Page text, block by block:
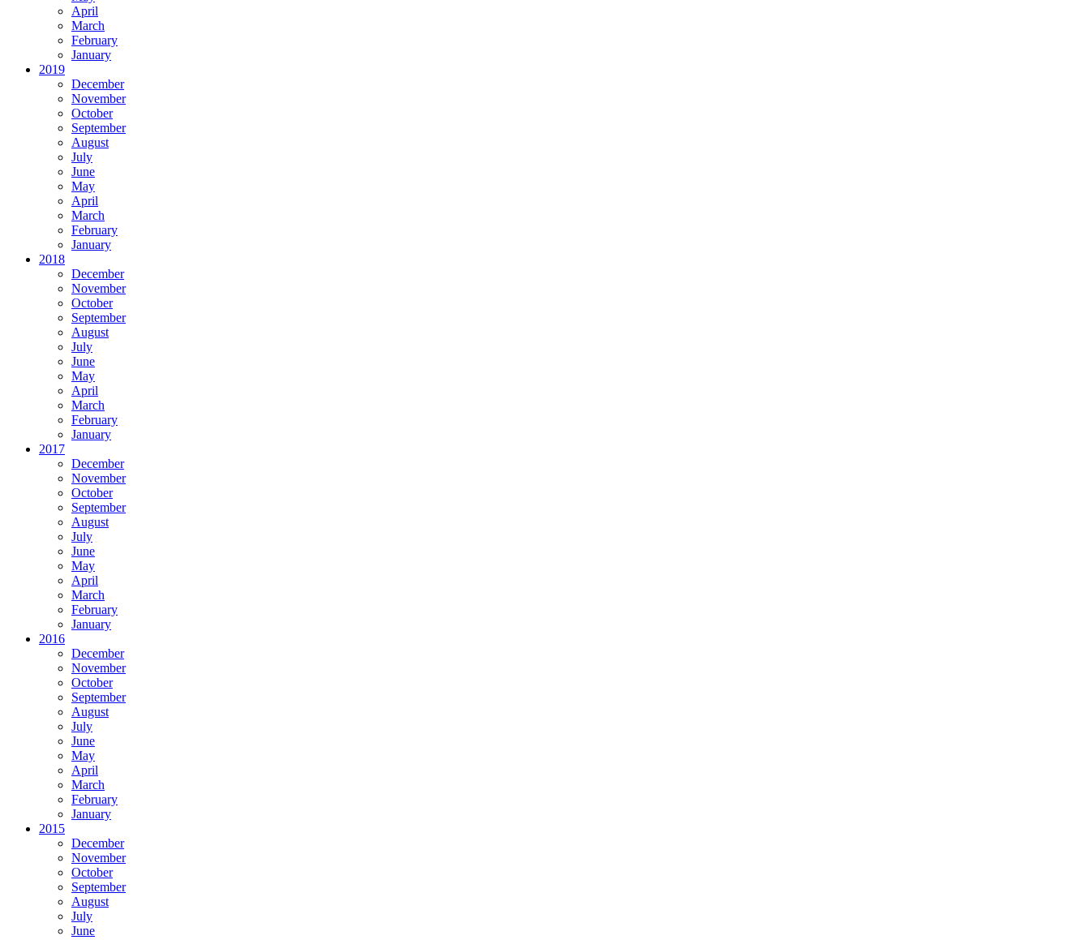
April
March
February
January
2019
December
November
October
September
August
July
June
May
April
March
February
January
2018
December
November
October
September
August
July
June
May
April
March
February
January
2017
December
November
October
September
August
July
June
May
April
March
February
January
2016
December
November
October
September
August
July
June
May
April
March
February
January
2015
December
November
October
September
August
July
June